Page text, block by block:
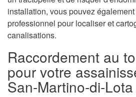
installation, vous pouvez
professionnel pour localiser et
canalisations.
Raccordement au
pour votre
San-Martino-di-